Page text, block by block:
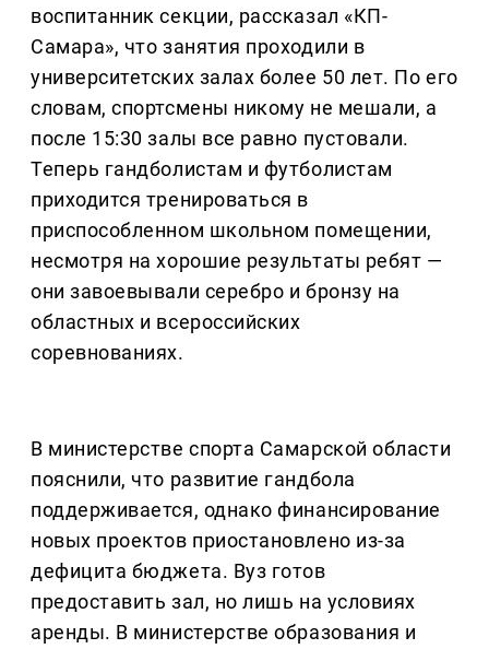
воспитанник секции, рассказал «КП-
Самара», что занятия проходили в
университетских залах более 50 лет. По его
словам, спортсмены никому не мешали, а
после 15:30 залы все равно пустовали.
Теперь гандболистам и футболистам
приходится тренироваться в
приспособленном школьном помещении,
несмотря на хорошие результаты ребят —
они завоевывали серебро и бронзу на
областных и всероссийских
соревнованиях.
В министерстве спорта Самарской области
пояснили, что развитие гандбола
поддерживается, однако финансирование
новых проектов приостановлено из-за
дефицита бюджета. Вуз готов
предоставить зал, но лишь на условиях
аренды. В министерстве образования и